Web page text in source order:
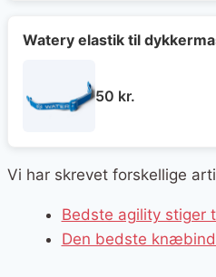
Watery elastik til
50 kr.
Vi har skrevet forskellige
Bedste agility stiger
Den bedste